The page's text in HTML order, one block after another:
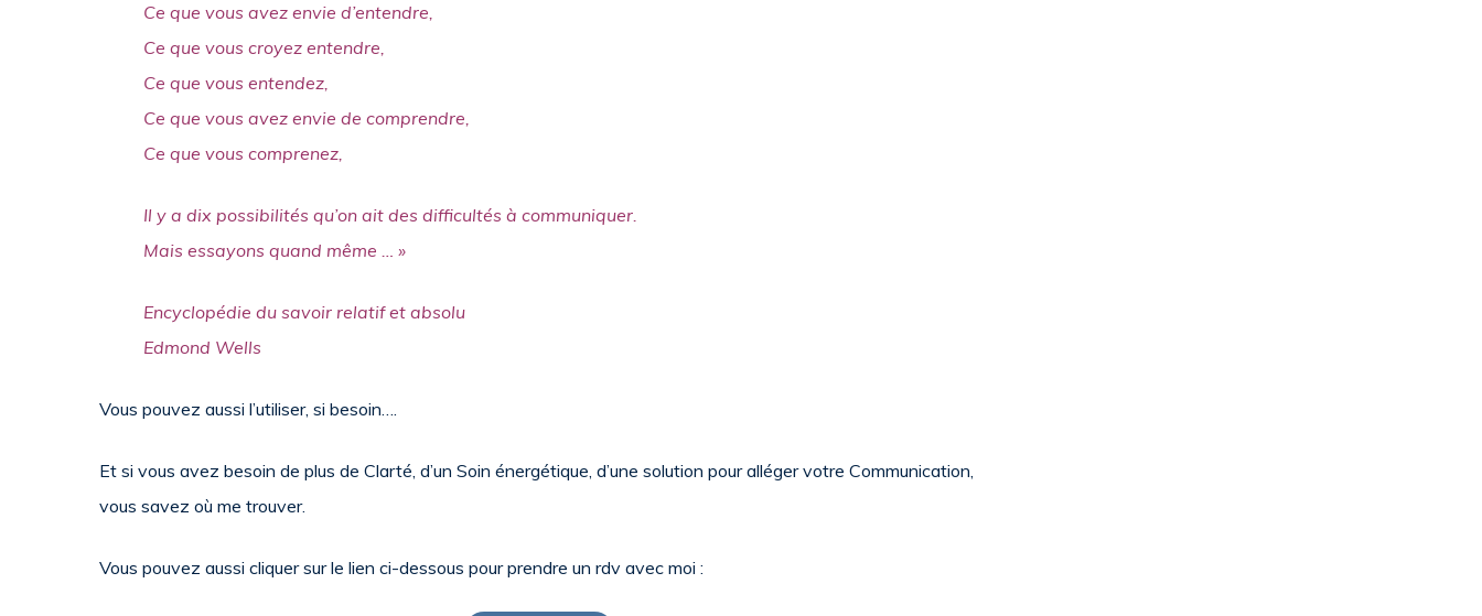
Ce que vous avez envie d’entendre,
Ce que vous croyez entendre,
Ce que vous entendez,
Ce que vous avez envie de comprendre,
Ce que vous comprenez,
Il y a dix possibilités qu’on ait des difficultés à communiquer.
Mais essayons quand même … »
Encyclopédie du savoir relatif et absolu
Edmond Wells
Vous pouvez aussi l’utiliser, si besoin….
Et si vous avez besoin de plus de Clarté, d’un Soin énergétique, d’une solution pour alléger votre Communication,
vous savez où me trouver.
Vous pouvez aussi cliquer sur le lien ci-dessous pour prendre un rdv avec moi :